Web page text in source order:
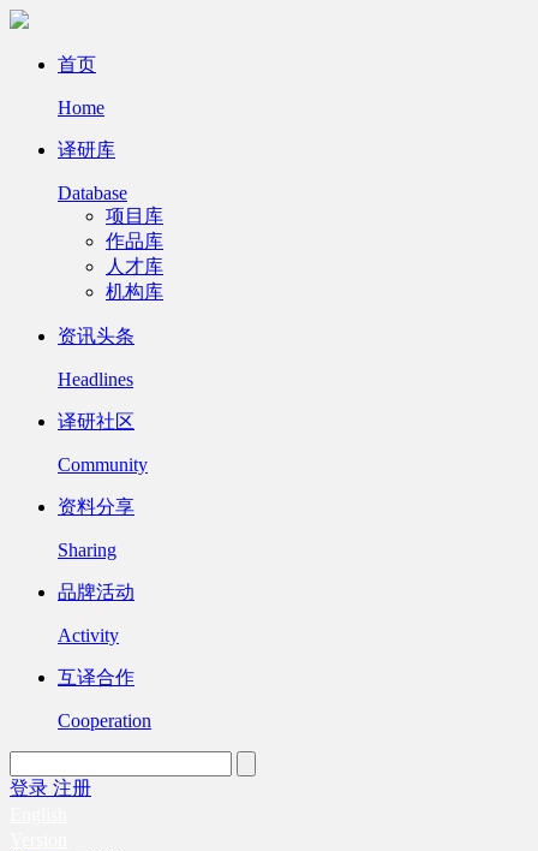
首页
Home
译研库
Database
项目库
作品库
人才库
机构库
资讯头条
Headlines
译研社区
Community
资料分享
Sharing
品牌活动
Activity
互译合作
Cooperation
登录 注册